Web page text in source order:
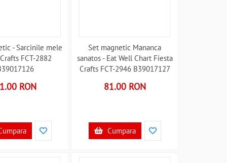
- Sarcinile mele
FCT-2882
RON
Set magnetic Mananca
sanatos - Eat Well Chart Fiesta
Crafts FCT-2946 B39017127
81.00 RON
Cumpara